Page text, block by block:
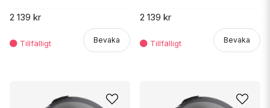
2 139 kr
Bevaka
2 139 kr
Bevaka